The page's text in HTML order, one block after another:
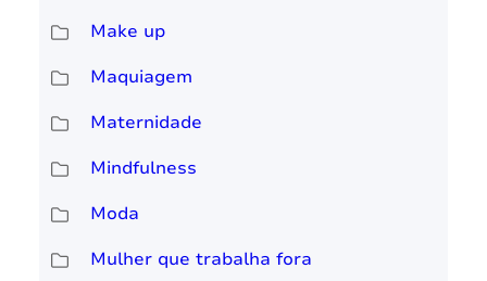
Make up
Maquiagem
Maternidade
Mindfulness
Moda
Mulher que trabalha fora